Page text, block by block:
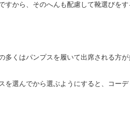
から、そのへんも配慮して靴選びをす
くはパンプスを履いて出席される方が
を選んでから選ぶようにすると、コー